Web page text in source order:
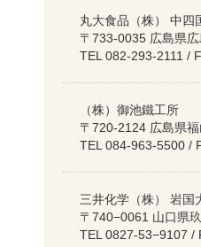
丸大食品（株） 中四
〒733-0035 広島県
TEL 082-293-2111 /
（株）御池鐵工所
〒720-2124 広島県
TEL 084-963-5500 /
三井化学（株） 岩国
〒740−0061 山口県
TEL 0827-53−9107 /